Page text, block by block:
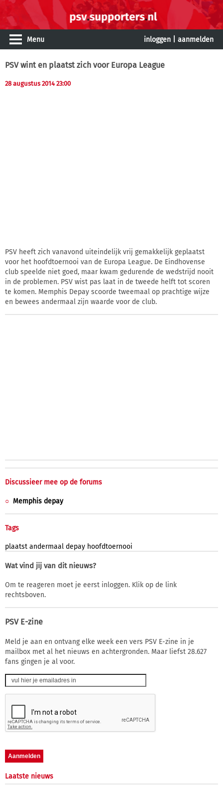
Menu inloggen aanmelden
PSV wint en plaatst zich voor Europa League
28 augustus 2014 23:00
PSV heeft zich vanavond uiteindelijk vrij gemakkelijk geplaatst
voor het hoofdtoernooi van de Europa League. De Eindhovense
club speelde niet goed, maar kwam gedurende de wedstrijd nooit
in de problemen. PSV wist pas laat in de tweede helft tot scoren
te komen. Memphis Depay scoorde tweemaal op prachtige wijze
en bewees andermaal zijn waarde voor de club.
Discussieer mee op de forums
Memphis depay
Tags
plaatst andermaal depay hoofdtoernooi
Wat vind jij van dit nieuws?
Om te reageren moet je eerst inloggen. Klik op de link
rechtsboven.
PSV E-zine
Meld je aan en ontvang elke week een vers PSV E-zine in je
mailbox met al het nieuws en achtergronden. Maar liefst 28.627
fans gingen je al voor.
Laatste nieuws